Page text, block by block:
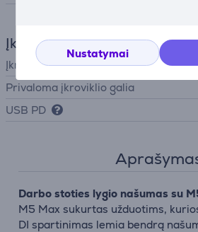
Nustatymai
Įkroviklis
Įkroviklis
į
Privaloma įkroviklio galia
USB PD
Darbo stoties lygio našumas su
M5 Max sukurtas užduotims,
DI spartinimas lemia bendrą